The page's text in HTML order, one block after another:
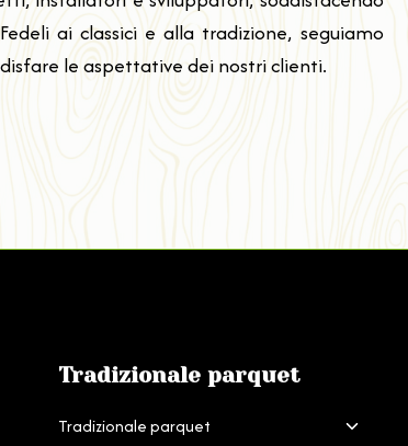
ai classici e alla tradizione, seguiamo
le aspettative dei nostri clienti.
Tradizionale parquet
Tradizionale parquet